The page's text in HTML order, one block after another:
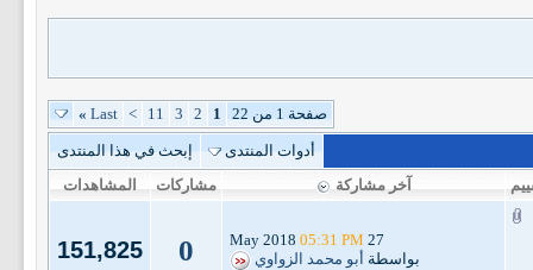
صفحة 1 من 22 1
2
3
11
>
Last
»
أدوات المنتدى
إبحث في هذا المنتدى
آخر مشاركة مشاركات المشاهدات
27 May 2018
05:31 PM
بواسطة أبو محمد الزواوي 0
151,825